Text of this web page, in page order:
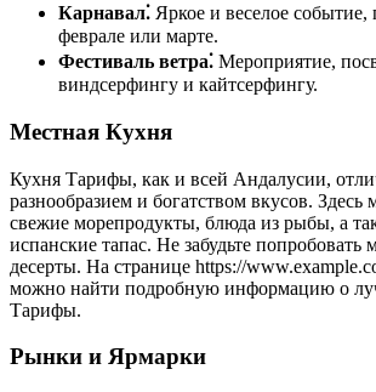
Карнавал⁚ Яркое и веселое событие,
феврале или марте.
Фестиваль ветра⁚ Мероприятие,
виндсерфингу и кайтсерфингу.
Местная Кухня
Кухня Тарифы, как и всей Андалусии,
разнообразием и богатством вкусов.
свежие морепродукты, блюда из рыбы, а
испанские тапас. Не забудьте попробовать
десерты. На странице https://
можно найти подробную информацию о
Тарифы.
Рынки и Ярмарки